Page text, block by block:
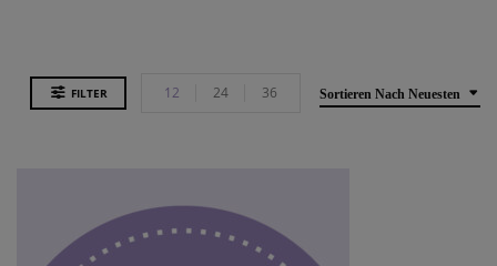
FILTER Sortieren Nach Neuesten
12 24 36